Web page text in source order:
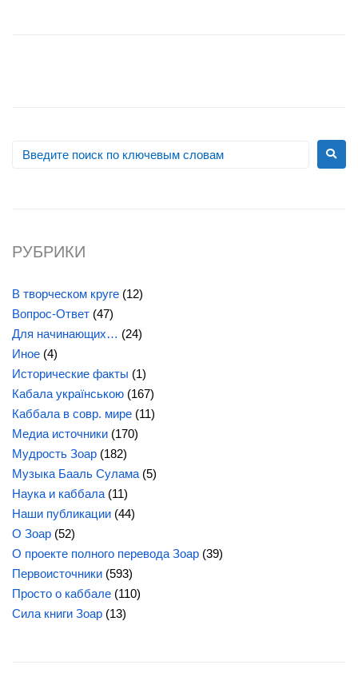
РУБРИКИ
В творческом круге (12)
Вопрос-Ответ (47)
Для начинающих… (24)
Иное (4)
Исторические факты (1)
Кабала українською (167)
Каббала в совр. мире (11)
Медиа источники (170)
Мудрость Зоар (182)
Музыка Бааль Сулама (5)
Наука и каббала (11)
Наши публикации (44)
О Зоар (52)
О проекте полного перевода Зоар (39)
Первоисточники (593)
Просто о каббале (110)
Сила книги Зоар (13)